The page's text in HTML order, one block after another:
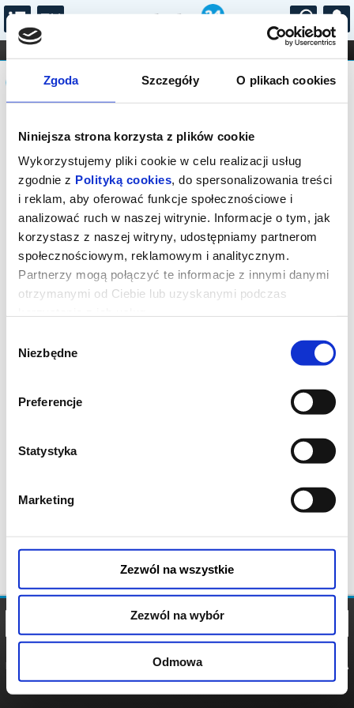
Zgoda Szczegóły O plikach cookies
Niniejsza strona korzysta z plików cookie
Wykorzystujemy pliki cookie w celu realizacji usług
zgodnie z Polityką cookies, do spersonalizowania treści
i reklam, aby oferować funkcje społecznościowe i
analizować ruch w naszej witrynie. Informacje o tym, jak
korzystasz z naszej witryny, udostępniamy partnerom
społecznościowym, reklamowym i analitycznym.
Partnerzy mogą połączyć te informacje z innymi danymi
otrzymanymi od Ciebie lub uzyskanymi podczas
zgody
Niezbędne
Preferencje
Statystyka
Marketing
Zezwól na wszystkie
Zezwól na wybór
Odmowa
...
FILHARMONIA OPERA I BALET
STAND-UP
DLA DZIECI
Komunikat
Sprzedaż biletów on-line na wydarzenie
została zakończona.
POLITYKA
POLITYKA